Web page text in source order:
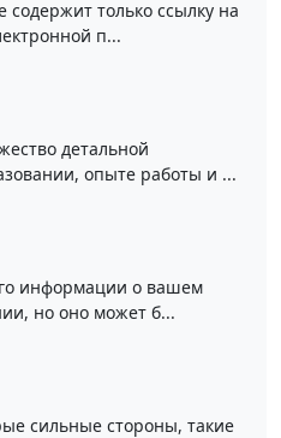
только ссылку на
п...
детальной
опыте работы и ...
информации о вашем
но оно может б...
сильные стороны, такие